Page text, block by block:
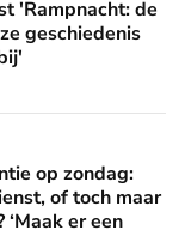
'Rampnacht: de
geschiedenis
naar een
op zondag:
of toch maar
er een